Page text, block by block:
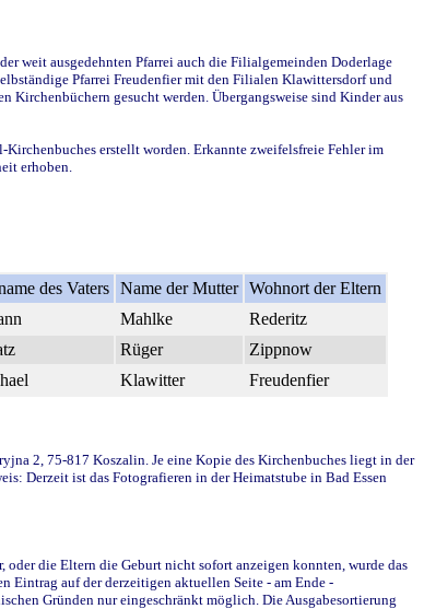
weit ausgedehnten Pfarrei auch die Filialgemeinden Doderlage
Pfarrei Freudenfier mit den Filialen Klawittersdorf und
gesucht werden. Übergangsweise sind Kinder aus
erstellt worden. Erkannte zweifelsfreie Fehler im
erhoben.
des Vaters Name der Mutter Wohnort der Eltern
Mahlke
Rederitz
Rüger
Zippnow
Klawitter Freudenfier
2, 75-817 Koszalin. Je eine Kopie des Kirchenbuches liegt in der
Derzeit ist das Fotografieren in der Heimatstube in Bad Essen
die Eltern die Geburt nicht sofort anzeigen konnten, wurde das
Eintrag auf der derzeitigen aktuellen Seite - am Ende -
Gründen nur eingeschränkt möglich. Die Ausgabesortierung